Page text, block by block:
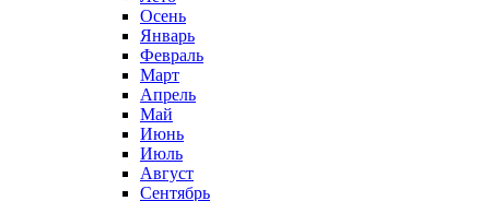
Осень
Январь
Февраль
Март
Апрель
Май
Июнь
Июль
Август
Сентябрь